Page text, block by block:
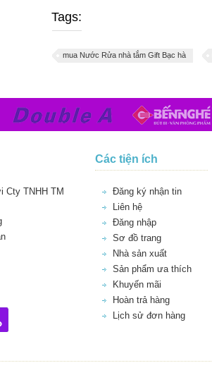
Tags:
mua Nước Rửa nhà tắm Gift Bạc hà
Cty TNHH TM
Các tiện ích
Đăng ký nhận tin
Liên hệ
Đăng nhập
Sơ đồ trang
Nhà sản xuất
Sản phẩm ưa thích
Khuyến mãi
Hoàn trả hàng
Lịch sử đơn hàng